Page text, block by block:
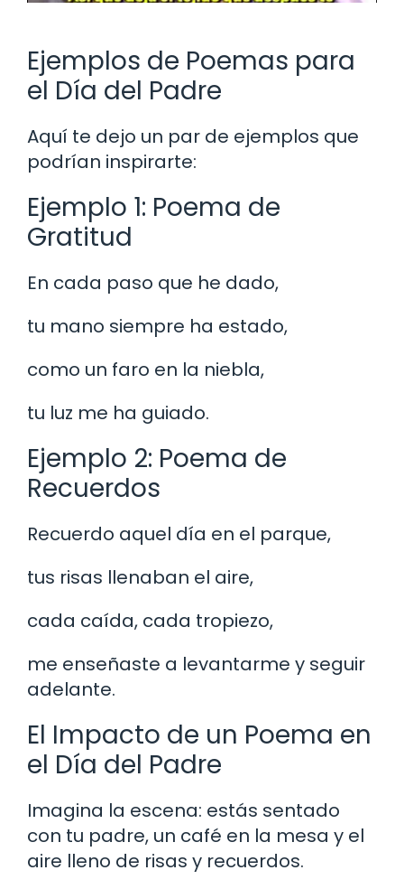
Ejemplos de Poemas para
el Día del Padre
Aquí te dejo un par de ejemplos que
podrían inspirarte:
Ejemplo 1: Poema de
Gratitud
En cada paso que he dado,
tu mano siempre ha estado,
como un faro en la niebla,
tu luz me ha guiado.
Ejemplo 2: Poema de
Recuerdos
Recuerdo aquel día en el parque,
tus risas llenaban el aire,
cada caída, cada tropiezo,
me enseñaste a levantarme y seguir
adelante.
El Impacto de un Poema en
el Día del Padre
Imagina la escena: estás sentado
con tu padre, un café en la mesa y el
aire lleno de risas y recuerdos.